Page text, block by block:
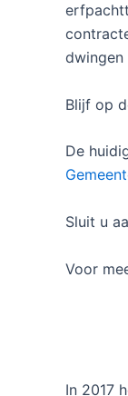
dwingen
Blijf op
De
Sluit u
Voor
In 2017